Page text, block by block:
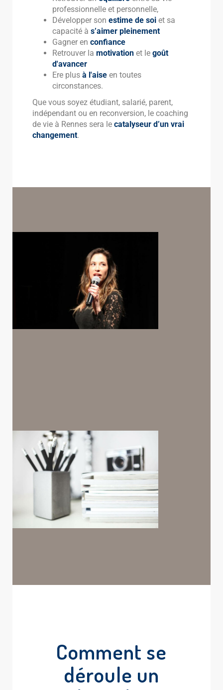
professionnelle et personnelle,
Développer son estime de soi et sa
capacité à s’aimer pleinement
Gagner en confiance
Retrouver la motivation et le goût
d'avancer
Ere plus à l'aise en toutes
circonstances.
Que vous soyez étudiant, salarié, parent,
indépendant ou en reconversion, le coaching
de vie à Rennes sera le catalyseur d’un vrai
changement.
Comment se
déroule un